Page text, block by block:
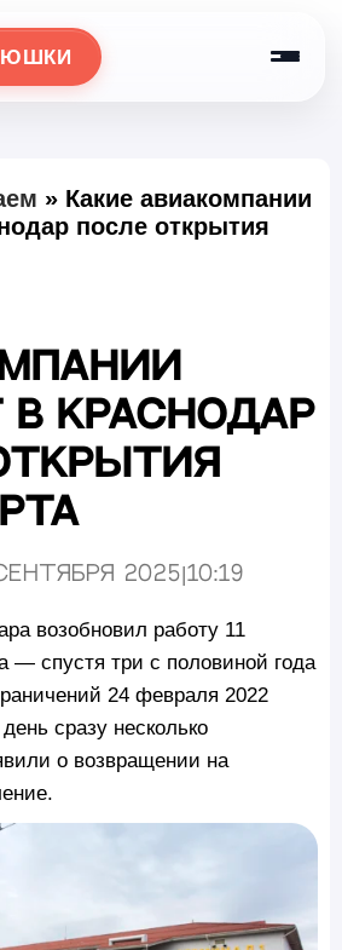
» Какие авиакомпании
после открытия
в Краснодар
2025 10:19
возобновил работу 11
— спустя три с половиной года
24 февраля 2022
сразу несколько
о возвращении на